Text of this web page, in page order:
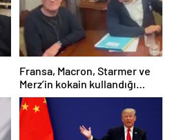
Fransa, Macron, Starmer ve
Merz’in kokain kullandığı
iddiasını yalanladı